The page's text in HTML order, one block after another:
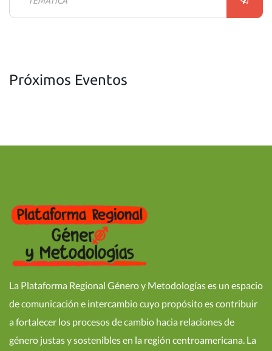
Próximos Eventos
La Plataforma Regional Género y Metodologías es un espacio
de comunicación e intercambio cuyo propósito es contribuir
a fortalecer los procesos de cambio hacia relaciones de
género justas y sostenibles en la región centroamericana. La